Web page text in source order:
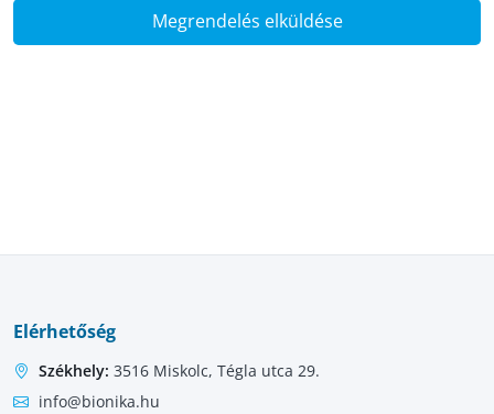
Megrendelés elküldése
Elérhetőség
Székhely: 3516 Miskolc, Tégla utca 29.
info@bionika.hu